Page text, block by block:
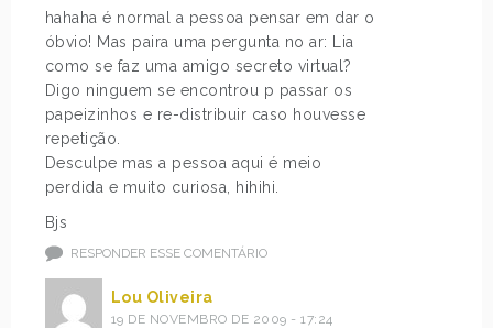
hahaha é normal a pessoa pensar em dar o
óbvio! Mas paira uma pergunta no ar: Lia
como se faz uma amigo secreto virtual?
Digo ninguem se encontrou p passar os
papeizinhos e re-distribuir caso houvesse
repetição.
Desculpe mas a pessoa aqui é meio
perdida e muito curiosa, hihihi.
Bjs
RESPONDER ESSE COMENTÁRIO
Lou Oliveira
19 DE NOVEMBRO DE 2009 - 17:24